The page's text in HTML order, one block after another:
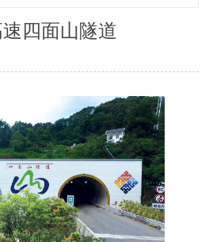
四面山隧道